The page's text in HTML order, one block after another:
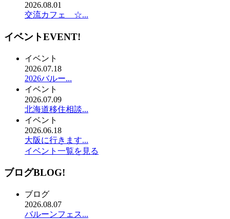
2026.08.01
交流カフェ ☆...
イベントEVENT!
イベント
2026.07.18
2026バルー...
イベント
2026.07.09
北海道移住相談...
イベント
2026.06.18
大阪に行きます...
イベント一覧を見る
ブログBLOG!
ブログ
2026.08.07
バルーンフェス...